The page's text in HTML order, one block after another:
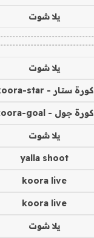
يلا شوت
يلا شوت
كورة ستار - koora-star
كورة جول - koora-goal
يلا شوت
yalla shoot
koora live
koora live
يلا شوت